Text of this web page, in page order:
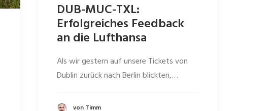
DUB-MUC-TXL:
Erfolgreiches Feedback
an die Lufthansa
Als wir gestern auf unsere Tickets von
Dublin zurück nach Berlin blickten,…
von Timm